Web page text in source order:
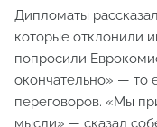
Дипломаты
которые отклонили
попросили
окончательно» — то
переговоров. «Мы
мысли»,— сказал